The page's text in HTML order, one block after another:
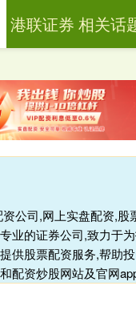
公司,网上实盘配资,股
业的证券公司,致力于
供股票配资服务,帮助
配资炒股网站及官网app
港联证券 相关话